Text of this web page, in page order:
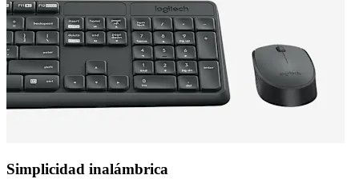
Simplicidad inalámbrica